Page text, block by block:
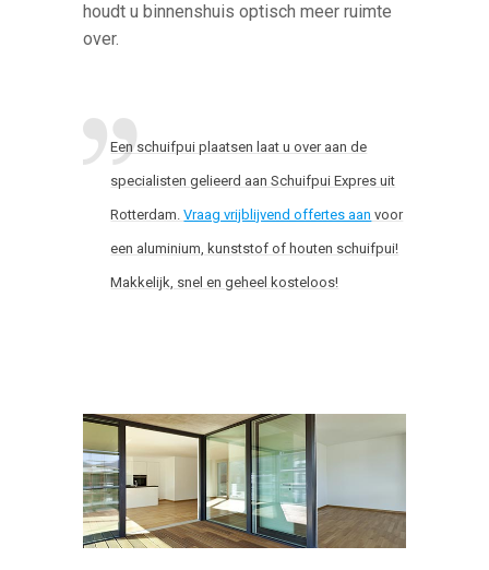
houdt u binnenshuis optisch meer ruimte
over.
Een schuifpui plaatsen laat u over aan de
specialisten gelieerd aan Schuifpui Expres uit
Rotterdam.Vraag vrijblijvend offertes aan voor
een aluminium, kunststof of houten schuifpui!
Makkelijk, snel en geheel kosteloos!